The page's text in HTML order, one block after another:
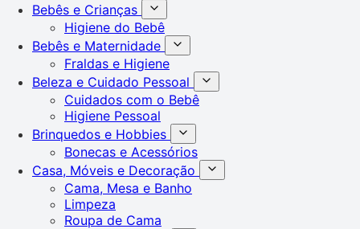
Bebês e Crianças
Higiene do Bebê
Bebês e Maternidade
Fraldas e Higiene
Beleza e Cuidado Pessoal
Cuidados com o Bebê
Higiene Pessoal
Brinquedos e Hobbies
Bonecas e Acessórios
Casa, Móveis e Decoração
Cama, Mesa e Banho
Limpeza
Roupa de Cama